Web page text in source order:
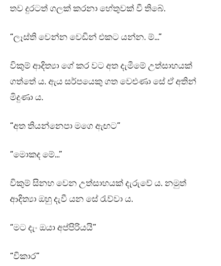
තව දුරටත් ගලක් කරනා හේතුවක් වී තිබේ.
“ලෑස්ති වෙන්න වෙඩින් එකට යන්න. ම්…”
විකුම් ආදිත්‍යා ගේ කර වට අත දැමීමේ උත්සාහයක්
ගත්තේ ය. ඇය සර්පයෙකු ගත වෙළුණා සේ ඒ අතින්
මිදුණා ය.
“අත තියන්නෙපා මගෙ ඇඟට”
“මොකද මේ…”
විකුම් සිනහ වෙන උත්සාහයක් දැරුවේ ය. නමුත්
ආදිත්‍යා ඔහු දැවී යන සේ රැව්වා ය.
“මට දැං ඔයා අප්පිරියයි”
“විකාර”